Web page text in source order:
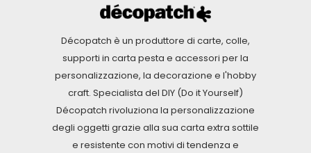
Décopatch è un produttore di carte, colle,
supporti in carta pesta e accessori per la
personalizzazione, la decorazione e l'hobby
craft. Specialista del DIY (Do it Yourself)
Décopatch rivoluziona la personalizzazione
degli oggetti grazie alla sua carta extra sottile
e resistente con motivi di tendenza e